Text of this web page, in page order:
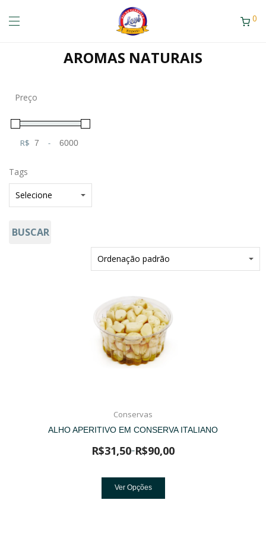
0
AROMAS NATURAIS
Preço
R$ -
Tags
BUSCAR
Conservas
ALHO APERITIVO EM CONSERVA ITALIANO
R$31,50–R$90,00
Ver Opções